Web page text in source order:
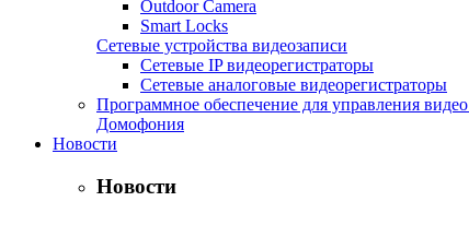
Outdoor Camera
Smart Locks
Сетевые устройства видеозаписи
Сетевые IP видеорегистраторы
Сетевые аналоговые видеорегистраторы
Программное обеспечение для управления
Домофония
Новости
Новости